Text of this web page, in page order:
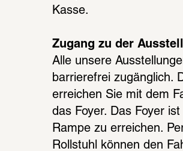
Kasse.
Zugang zu der
Alle unsere
barrierefrei zugänglich.
erreichen Sie mit dem
das Foyer. Das Foyer
Rampe zu erreichen.
Rollstuhl können den